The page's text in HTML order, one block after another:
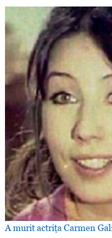
A murit actriţa Carmen